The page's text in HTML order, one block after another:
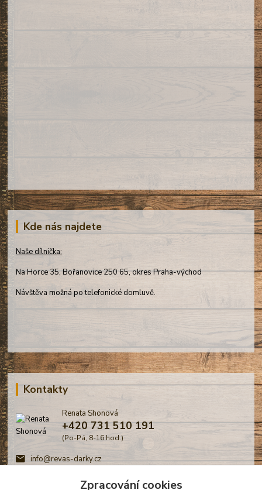
Kde nás najdete
Naše dílnička:
Na Horce 35, Bořanovice 250 65, okres Praha-východ
Návštěva možná po telefonické domluvě.
Kontakty
Renata Shonová
+420 731 510 191
(Po-Pá, 8-16 hod.)
info@revas-darky.cz
Zpracování cookies